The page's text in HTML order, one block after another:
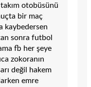
otobüsünü
bir maç
kaybedersen
sonra futbol
fb her şeye
zokoranın
değil hakem
emre